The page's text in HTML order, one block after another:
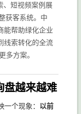
、短视频案例展
获客系统。中
能帮助绿化企业
线索转化的全流
多方案。
盘越来越难
个现象： 以前